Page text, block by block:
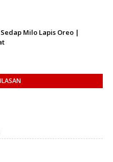
Milo Lapis Oreo |